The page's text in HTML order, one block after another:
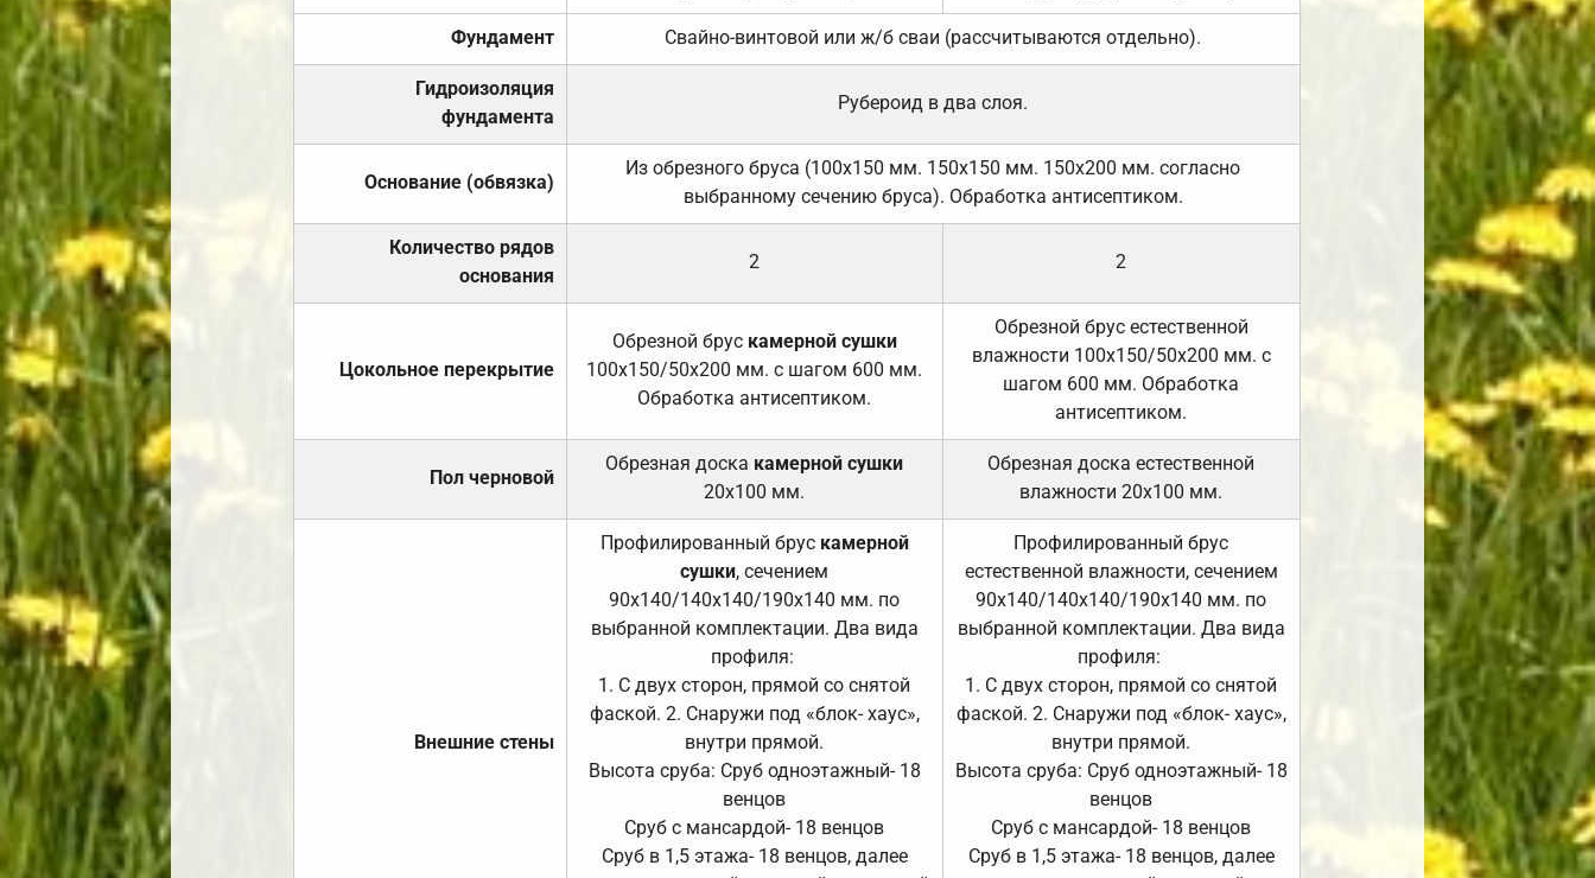
Фундамент Свайно-винтовой или ж/б сваи (рассчитываются отдельно).
Гидроизоляция
фундамента
Рубероид в два слоя.
Основание (обвязка)
Из обрезного бруса (100х150 мм. 150х150 мм. 150х200 мм. согласно
выбранному сечению бруса). Обработка антисептиком.
Количество рядов
основания
2 2
Цокольное перекрытие
Обрезной брус камерной сушки
100х150/50х200 мм. с шагом 600 мм.
Обработка антисептиком.
Обрезной брус естественной
влажности 100х150/50х200 мм. с
шагом 600 мм. Обработка
антисептиком.
Пол черновой
Обрезная доска камерной сушки
20х100 мм.
Обрезная доска естественной
влажности 20х100 мм.
Внешние стены
Профилированный брус камерной
сушки, сечением
90х140/140х140/190х140 мм. по
выбранной комплектации. Два вида
профиля:
1. С двух сторон, прямой со снятой
фаской. 2. Снаружи под «блок- хаус»,
внутри прямой.
Высота сруба: Сруб одноэтажный- 18
венцов
Сруб с мансардой- 18 венцов
Сруб в 1,5 этажа- 18 венцов, далее
Профилированный брус
естественной влажности, сечением
90х140/140х140/190х140 мм. по
выбранной комплектации. Два вида
профиля:
1. С двух сторон, прямой со снятой
фаской. 2. Снаружи под «блок- хаус»,
внутри прямой.
Высота сруба: Сруб одноэтажный- 18
венцов
Сруб с мансардой- 18 венцов
Сруб в 1,5 этажа- 18 венцов, далее